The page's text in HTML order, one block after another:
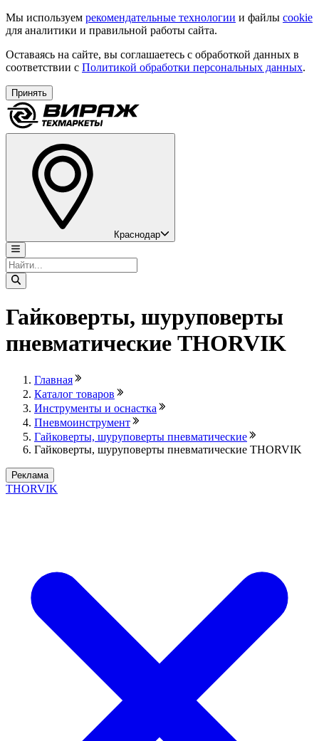
Мы используем рекомендательные технологии и файлы cookie
для аналитики и правильной работы сайта.
Оставаясь на сайте, вы соглашаетесь с обработкой данных в
соответствии с Политикой обработки персональных данных.
Принять
Краснодар
Гайковерты, шуруповерты
пневматические THORVIK
Главная
Каталог товаров
Инструменты и оснастка
Пневмоинструмент
Гайковерты, шуруповерты пневматические
Гайковерты, шуруповерты пневматические THORVIK
Реклама
THORVIK